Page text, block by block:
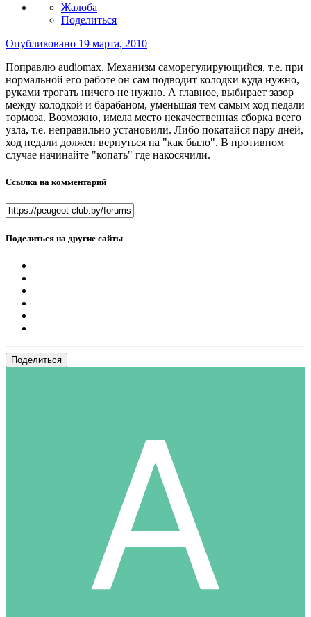
Жалоба
Поделиться
Опубликовано 19 марта, 2010
Поправлю audiomax. Механизм саморегулирующийся, т.е. при
нормальной его работе он сам подводит колодки куда нужно,
руками трогать ничего не нужно. А главное, выбирает зазор
между колодкой и барабаном, уменьшая тем самым ход педали
тормоза. Возможно, имела место некачественная сборка всего
узла, т.е. неправильно установили. Либо покатайся пару дней,
ход педали должен вернуться на "как было". В противном
случае начинайте "копать" где накосячили.
Ссылка на комментарий
Поделиться на другие сайты
Поделиться